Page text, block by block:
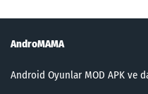
AndroMAMA
Android Oyunlar MOD APK ve